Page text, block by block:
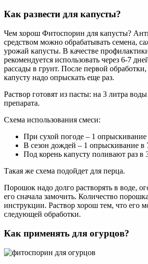
Как развести для капусты?
Чем хорош Фитоспорин для капусты?
средством можно обрабатывать семена,
урожай капусты. В качестве
рекомендуется использовать через 6-7
рассады в грунт. После первой
капусту надо опрыскать еще раз.
Раствор готовят из пасты: на 3 литра
препарата.
Схема использования смеси:
При сухой погоде – 1 опрыскивание
В сезон дождей – 1 опрыскивание в
Под корень капусту поливают раз в
Такая же схема подойдет для перца.
Порошок надо долго растворять в воде,
его сначала замочить. Количество
инструкции. Раствор хорош тем, что его
следующей обработки.
Как применять для огурцов?